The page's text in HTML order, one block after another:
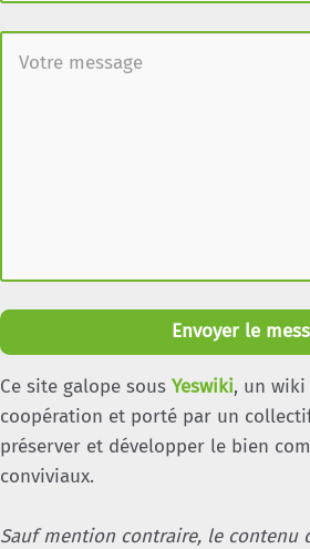
Envoyer le
Ce site galope sous Yeswiki, un
coopération et porté par un
préserver et développer le bien
conviviaux.
Sauf mention contraire, le contenu